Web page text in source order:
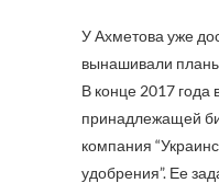
У Ахметова уже
вынашивали
В конце 2017 года
принадлежащей
компания
удобрения”. Ее